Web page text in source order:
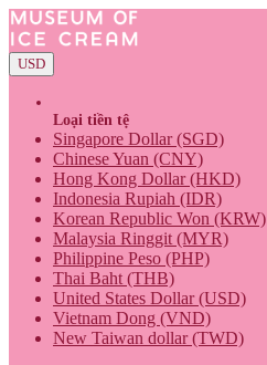
USD
Loại tiền tệ
Singapore Dollar (SGD)
Chinese Yuan (CNY)
Hong Kong Dollar (HKD)
Indonesia Rupiah (IDR)
Korean Republic Won (KRW)
Malaysia Ringgit (MYR)
Philippine Peso (PHP)
Thai Baht (THB)
United States Dollar (USD)
Vietnam Dong (VND)
New Taiwan dollar (TWD)